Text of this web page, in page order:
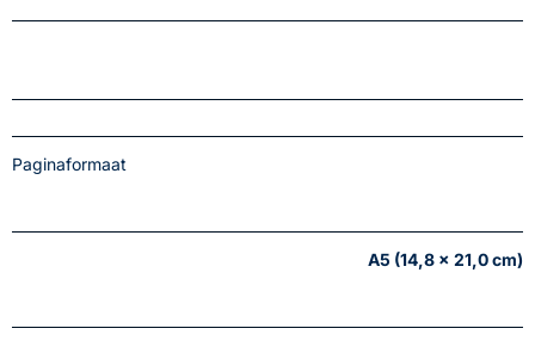
Paginaformaat
A5 (14,8 x 21,0 cm)